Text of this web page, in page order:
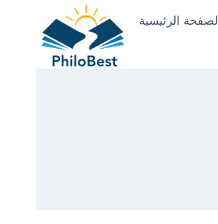
الصفحة الرئيسية